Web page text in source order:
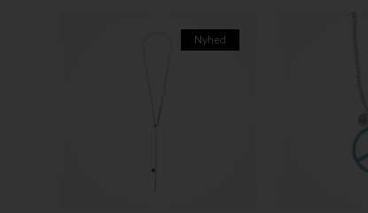
Nyhed